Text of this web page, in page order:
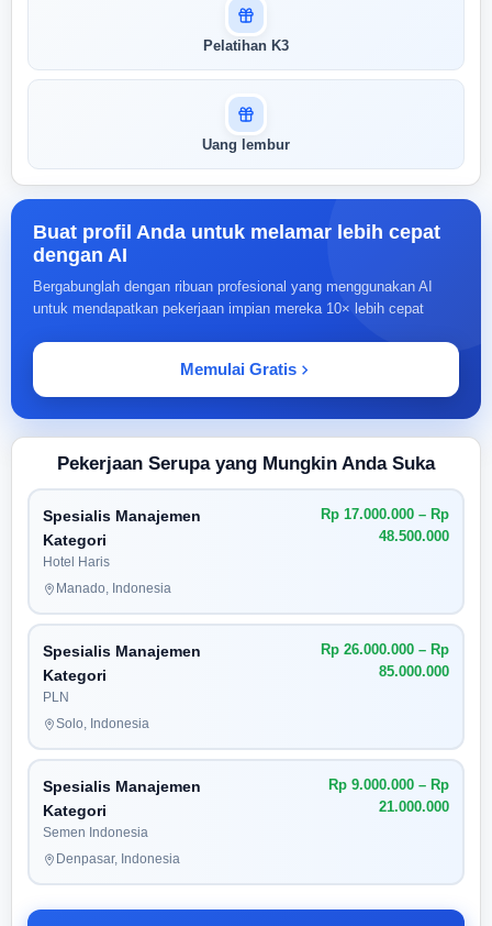
Pelatihan K3
Uang lembur
Buat profil Anda untuk melamar lebih cepat
dengan AI
Bergabunglah dengan ribuan profesional yang menggunakan AI
untuk mendapatkan pekerjaan impian mereka 10× lebih cepat
Memulai Gratis
Pekerjaan Serupa yang Mungkin Anda Suka
Spesialis Manajemen
Kategori
Hotel Haris
Rp 17.000.000 – Rp
48.500.000
Manado, Indonesia
Spesialis Manajemen
Kategori
PLN
Rp 26.000.000 – Rp
85.000.000
Solo, Indonesia
Spesialis Manajemen
Kategori
Semen Indonesia
Rp 9.000.000 – Rp
21.000.000
Denpasar, Indonesia